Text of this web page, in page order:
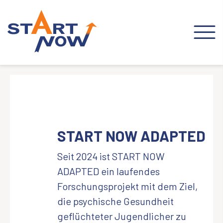
START NOW ADAPTED
Seit 2024 ist START NOW
ADAPTED ein laufendes
Forschungsprojekt mit dem Ziel,
die psychische Gesundheit
geflüchteter Jugendlicher zu